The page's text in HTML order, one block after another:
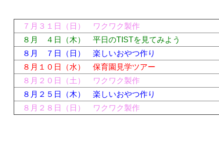
７月３１日（日）
ワクワク製作
８月 ４日（木） 平日のTISTを見てみよう
８月 ７日（日） 楽しいおやつ作り
８月１０日（水） 保育園見学ツアー
８月２０日（土） ワクワク製作
８月２５日（木） 楽しいおやつ作り
８月２８日（日） ワクワク製作